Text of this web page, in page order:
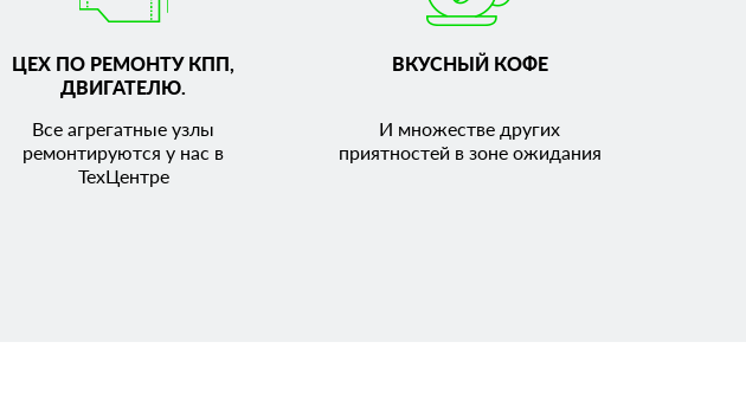
ЦЕХ ПО РЕМОНТУ КПП,
ДВИГАТЕЛЮ.
Все агрегатные узлы
ремонтируются у нас в
ТехЦентре
ВКУСНЫЙ КОФЕ
И множестве других
приятностей в зоне ожидания